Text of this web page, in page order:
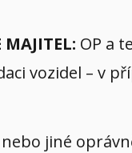
OP a
vozidel – v
jiné